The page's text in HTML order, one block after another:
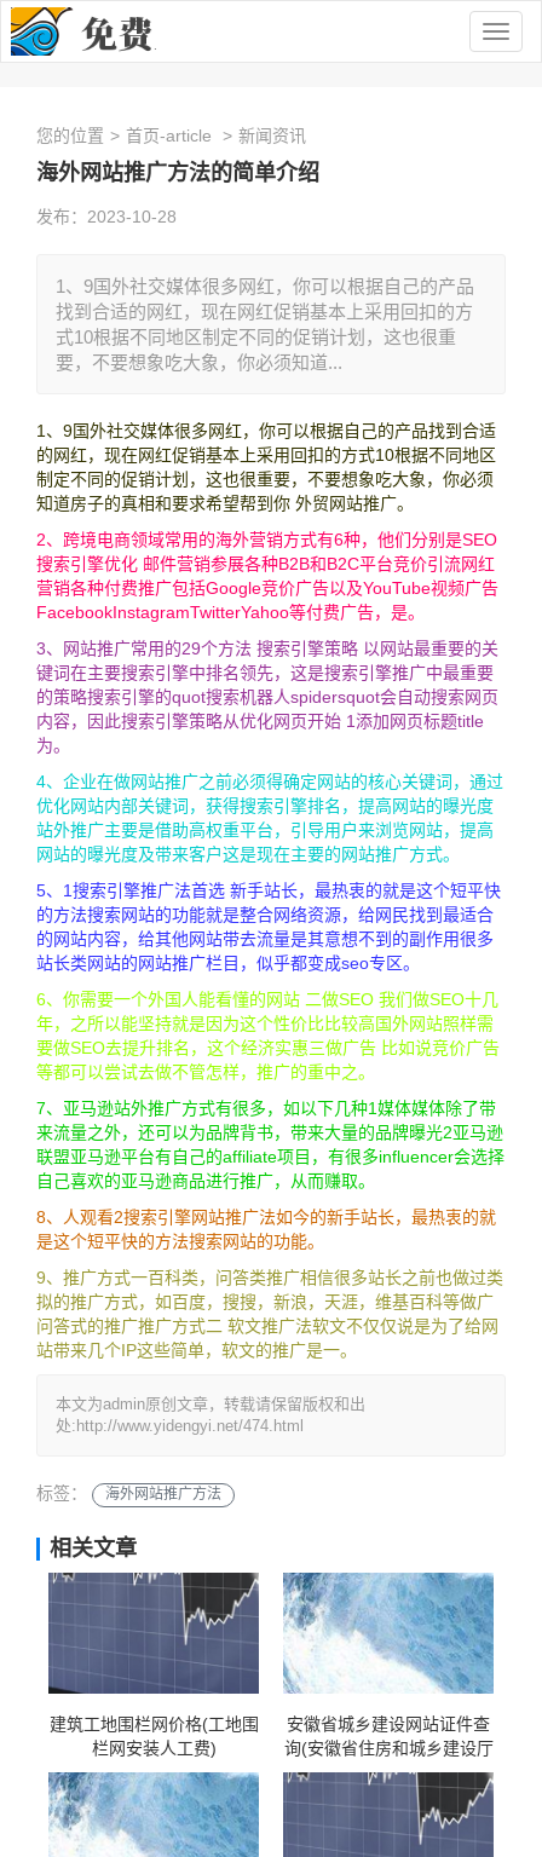
您的位置 > 首页-article > 新闻资讯
海外网站推广方法的简单介绍
发布：2023-10-28
1、9国外社交媒体很多网红，你可以根据自己的产品
找到合适的网红，现在网红促销基本上采用回扣的方
式10根据不同地区制定不同的促销计划，这也很重
要，不要想象吃大象，你必须知道...
1、9国外社交媒体很多网红，你可以根据自己的产品找到合适
的网红，现在网红促销基本上采用回扣的方式10根据不同地区
制定不同的促销计划，这也很重要，不要想象吃大象，你必须
知道房子的真相和要求希望帮到你 外贸网站推广。
2、跨境电商领域常用的海外营销方式有6种，他们分别是SEO
搜索引擎优化 邮件营销参展各种B2B和B2C平台竞价引流网红
营销各种付费推广包括Google竞价广告以及YouTube视频广告
FacebookInstagramTwitterYahoo等付费广告，是。
3、网站推广常用的29个方法 搜索引擎策略 以网站最重要的关
键词在主要搜索引擎中排名领先，这是搜索引擎推广中最重要
的策略搜索引擎的quot搜索机器人spidersquot会自动搜索网页
内容，因此搜索引擎策略从优化网页开始 1添加网页标题title
为。
4、企业在做网站推广之前必须得确定网站的核心关键词，通过
优化网站内部关键词，获得搜索引擎排名，提高网站的曝光度
站外推广主要是借助高权重平台，引导用户来浏览网站，提高
网站的曝光度及带来客户这是现在主要的网站推广方式。
5、1搜索引擎推广法首选 新手站长，最热衷的就是这个短平快
的方法搜索网站的功能就是整合网络资源，给网民找到最适合
的网站内容，给其他网站带去流量是其意想不到的副作用很多
站长类网站的网站推广栏目，似乎都变成seo专区。
6、你需要一个外国人能看懂的网站 二做SEO 我们做SEO十几
年，之所以能坚持就是因为这个性价比比较高国外网站照样需
要做SEO去提升排名，这个经济实惠三做广告 比如说竞价广告
等都可以尝试去做不管怎样，推广的重中之。
7、亚马逊站外推广方式有很多，如以下几种1媒体媒体除了带
来流量之外，还可以为品牌背书，带来大量的品牌曝光2亚马逊
联盟亚马逊平台有自己的affiliate项目，有很多influencer会选择
自己喜欢的亚马逊商品进行推广，从而赚取。
8、人观看2搜索引擎网站推广法如今的新手站长，最热衷的就
是这个短平快的方法搜索网站的功能。
9、推广方式一百科类，问答类推广相信很多站长之前也做过类
拟的推广方式，如百度，搜搜，新浪，天涯，维基百科等做广
问答式的推广推广方式二 软文推广法软文不仅仅说是为了给网
站带来几个IP这些简单，软文的推广是一。
本文为admin原创文章，转载请保留版权和出
处:http://www.yidengyi.net/474.html
标签： 海外网站推广方法
相关文章
建筑工地围栏网价格(工地围
栏网安装人工费)
安徽省城乡建设网站证件查
询(安徽省住房和城乡建设厅
证件查询 证书查询)